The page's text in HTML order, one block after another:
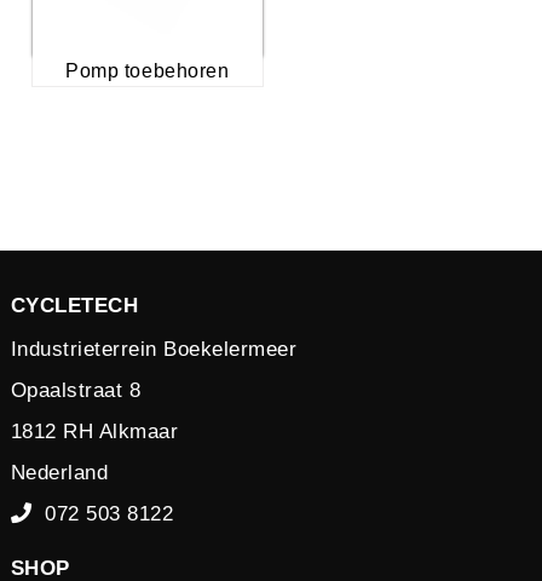
Pomp toebehoren
CYCLETECH
Industrieterrein Boekelermeer
Opaalstraat 8
1812 RH Alkmaar
Nederland
072 503 8122
SHOP